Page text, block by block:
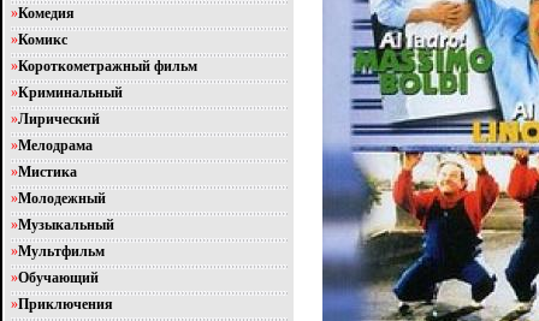
»Комедия
»Комикс
»Короткометражный фильм
»Криминальный
»Лирический
»Мелодрама
»Мистика
»Молодежный
»Музыкальный
»Мультфильм
»Обучающий
»Приключения